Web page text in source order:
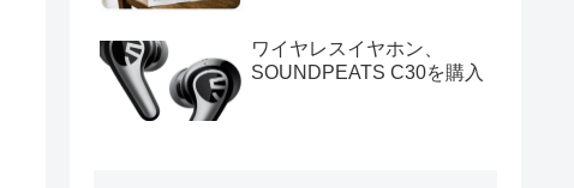
ワイヤレスイヤホン、
SOUNDPEATS C30を購入